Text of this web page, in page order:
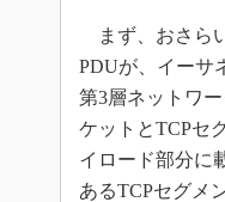
まず、おさら
PDUが、イーサ
第3層ネットワ
ケットとTCPセ
イロード部分に
あるTCPセグメ